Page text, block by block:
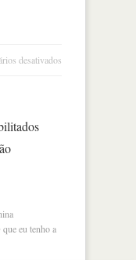
desativados
eu tenho a